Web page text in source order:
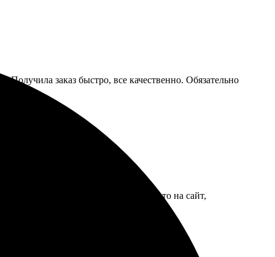
Получила заказ быстро, все качественно. Обязательно
что все просто: загрузила фото на сайт,